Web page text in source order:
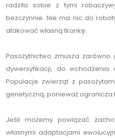
radziła sobie z tymi
bezczynnie. Nie ma nic do
atakować własną tkankę.
Pasożytnictwo zmusza
dywersyfikacji, do
Populacje zwierząt z
genetyczną, ponieważ ogranicza
Jeśli możemy powiązać
własnymi adaptacjami